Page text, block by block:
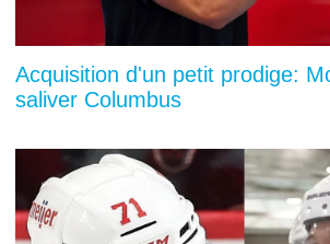
Acquisition d'un petit prodige:
saliver Columbus